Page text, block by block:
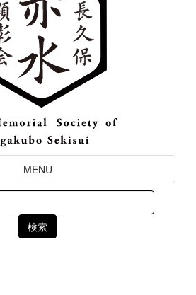
Toggle
Navigation
MENU